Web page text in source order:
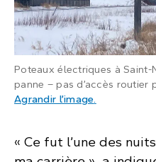
Poteaux électriques à
panne – pas d’accès routier
Agrandir l’image.
« Ce fut l’une des